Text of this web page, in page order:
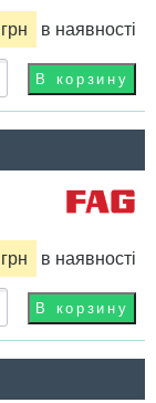
в наявності
в наявності